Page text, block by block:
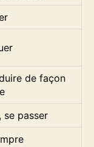
de façon
se passer